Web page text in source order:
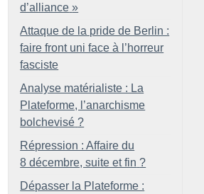
d’alliance »
Attaque de la pride de Berlin :
faire front uni face à l’horreur
fasciste
Analyse matérialiste : La
Plateforme, l’anarchisme
bolchevisé ?
Répression : Affaire du
8 décembre, suite et fin ?
Dépasser la Plateforme :